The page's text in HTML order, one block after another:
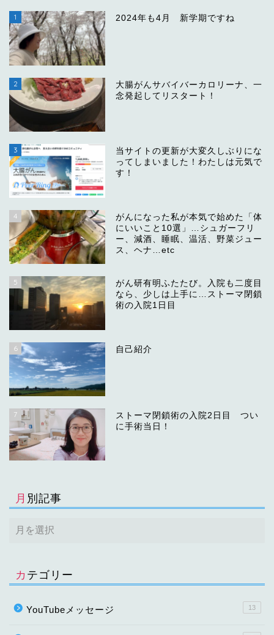
1 2024年も4月 新学期ですね
2
大腸がんサバイバーカロリーナ、一
念発起してリスタート！
3
当サイトの更新が大変久しぶりにな
ってしまいました！わたしは元気で
す！
4
がんになった私が本気で始めた「体
にいいこと10選」…シュガーフリ
ー、減酒、睡眠、温活、野菜ジュー
ス、ヘナ…etc
5
がん研有明ふたたび。入院も二度目
なら、少しは上手に…ストーマ閉鎖
術の入院1日目
6 自己紹介
7
ストーマ閉鎖術の入院2日目 つい
に手術当日！
月別記事
カテゴリー
YouTubeメッセージ 13